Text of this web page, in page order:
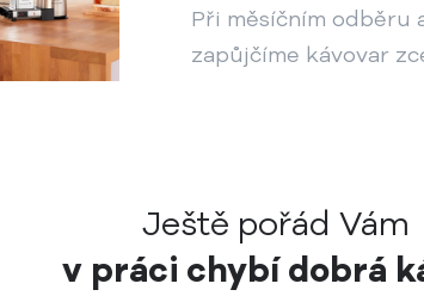
Při měsíčním odběru
zapůjčíme kávovar
Ještě pořád Vám
v práci chybí dobrá